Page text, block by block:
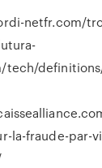
netfr.com/
tech/
la-fraude-par-